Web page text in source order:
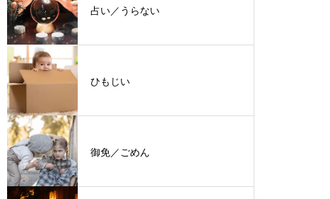
占い／うらない
ひもじい
御免／ごめん